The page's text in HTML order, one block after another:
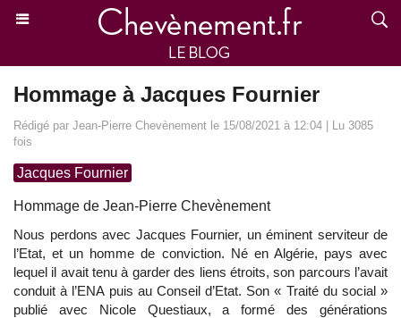
Hommage à Jacques Fournier
Rédigé par Jean-Pierre Chevènement le 15/08/2021 à 12:04 | Lu 3085
fois
Jacques Fournier
Hommage de Jean-Pierre Chevènement
Nous perdons avec Jacques Fournier, un éminent serviteur de
l’Etat, et un homme de conviction. Né en Algérie, pays avec
lequel il avait tenu à garder des liens étroits, son parcours l’avait
conduit à l’ENA puis au Conseil d’Etat. Son « Traité du social »
publié avec Nicole Questiaux, a formé des générations